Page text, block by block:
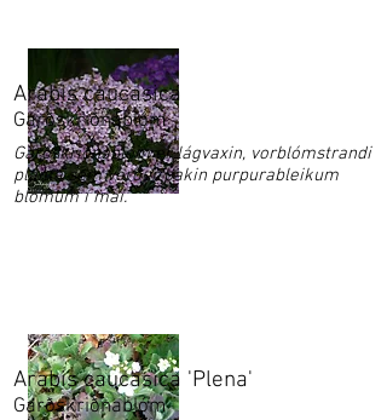
Garðskriðnablóm
Arabis caucasica
Garðskriðnablóm er lágvaxin, vorblómstrandi
planta sem verður þakin purpurableikum
blómum í maí.
Garðskriðnablóm
Arabis caucasica 'Plena'